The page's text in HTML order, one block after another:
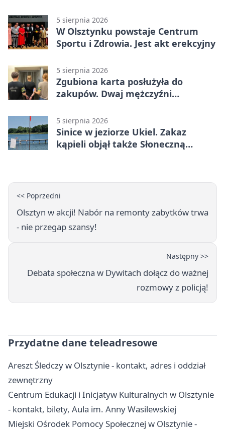
5 sierpnia 2026
W Olsztynku powstaje Centrum
Sportu i Zdrowia. Jest akt erekcyjny
5 sierpnia 2026
Zgubiona karta posłużyła do
zakupów. Dwaj mężczyźni
5 sierpnia 2026
Sinice w jeziorze Ukiel. Zakaz
kąpieli objął także Słoneczną
<< Poprzedni
Olsztyn w akcji! Nabór na remonty zabytków trwa
- nie przegap szansy!
Następny >>
Debata społeczna w Dywitach dołącz do ważnej
rozmowy z policją!
Przydatne dane teleadresowe
Areszt Śledczy w Olsztynie - kontakt, adres i oddział
zewnętrzny
Centrum Edukacji i Inicjatyw Kulturalnych w Olsztynie
- kontakt, bilety, Aula im. Anny Wasilewskiej
Miejski Ośrodek Pomocy Społecznej w Olsztynie -